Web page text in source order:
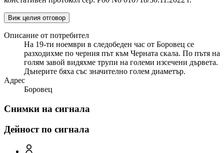
Виж целия отговор
Описание от потребител
На 19-ти ноември в следобеден час от Боровец се
разходихме по черния път към Черната скала. По пътя на
голям завой видяхме трупи на големи изсечени дървета.
Дънерите бяха със значително голем диаметър.
Адрес
Боровец
Снимки на сигнала
Дейност по сигнала